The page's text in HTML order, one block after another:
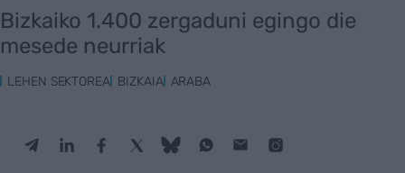
Bizkaiko 1.400 zergaduni egingo die
mesede neurriak
LEHEN SEKTOREA BIZKAIA ARABA